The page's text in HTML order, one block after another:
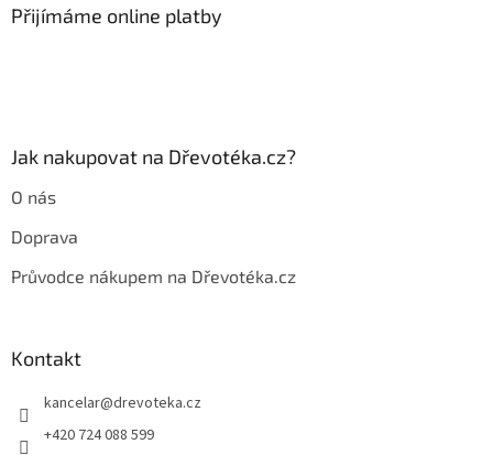
Přijímáme online platby
Jak nakupovat na Dřevotéka.cz?
O nás
Doprava
Průvodce nákupem na Dřevotéka.cz
Kontakt
kancelar@drevoteka.cz
+420 724 088 599